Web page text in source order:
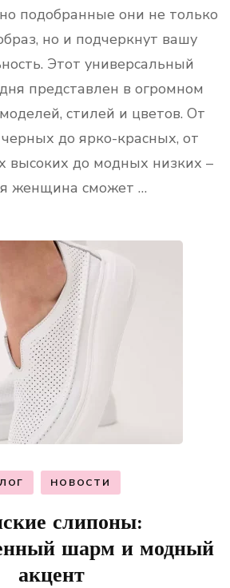
подобранные они не только
но и подчеркнут вашу
Этот универсальный
представлен в огромном
стилей и цветов. От
черных до ярко-красных, от
высоких до модных низких –
женщина сможет …
НОВОСТИ
слипоны:
шарм и модный
акцент